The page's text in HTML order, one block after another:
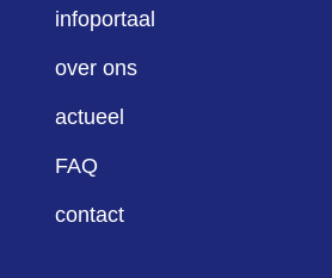
infoportaal
over ons
actueel
FAQ
contact